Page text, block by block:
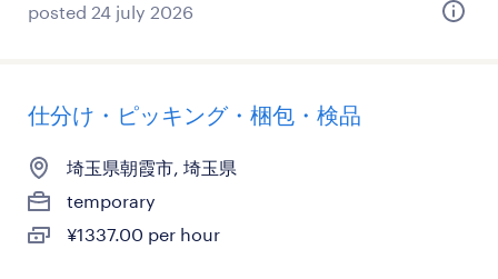
posted 24 july 2026
仕分け・ピッキング・梱包・検品
埼玉県朝霞市, 埼玉県
temporary
¥1337.00 per hour